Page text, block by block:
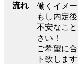
流れ
働くイメ
もし内定
不安なこ
さい！
ご希望に
ト致します